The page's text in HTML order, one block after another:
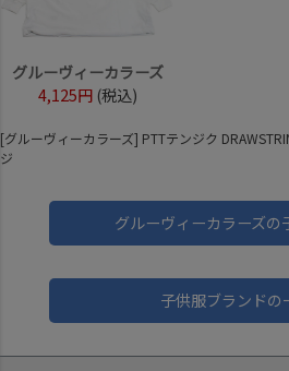
グルーヴィーカラーズ
4,125円 (税込)
[グルーヴィーカラーズ] PTTテンジク
ジ
グルーヴィーカラーズの
子供服ブランドの